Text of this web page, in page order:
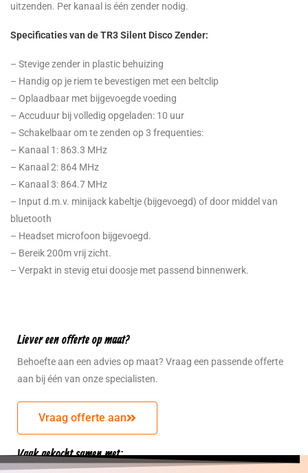
uitzenden. Per kanaal is één zender nodig.
Specificaties van de TR3 Silent Disco Zender:
– Stevige zender in plastic behuizing
– Handig op je riem te bevestigen met een beltclip
– Oplaadbaar met bijgevoegde voeding
– Accuduur bij volledig opgeladen: 10 uur
– Schakelbaar om te zenden op 3 frequenties:
– Kanaal 1: 863.3 MHz
– Kanaal 2: 864 MHz
– Kanaal 3: 864.7 MHz
– Input d.m.v. minijack kabeltje (bijgevoegd) of door middel van
bluetooth
– Headset microfoon bijgevoegd.
– Bereik 200m vrij zicht.
– Verpakt in stevig etui doosje met passend binnenwerk.
Liever een offerte op maat?
Behoefte aan een advies op maat? Vraag een passende offerte
aan bij één van onze specialisten.
Vraag offerte aan
Vaak gekocht samen met: